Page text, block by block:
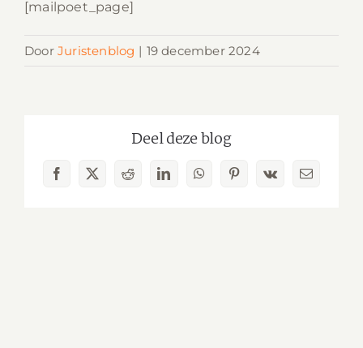
[mailpoet_page]
Door Juristenblog | 19 december 2024
Deel deze blog
Facebook
X RedditLinkedInWhatsAppPinterest
Vk
E-